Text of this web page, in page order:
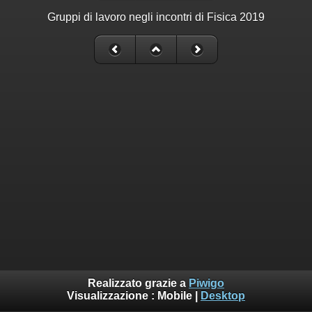
Gruppi di lavoro negli incontri di Fisica 2019
Realizzato grazie a Piwigo
Visualizzazione : Mobile Desktop